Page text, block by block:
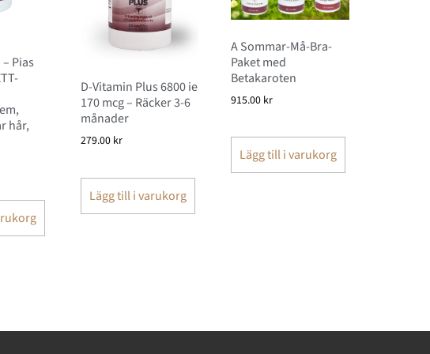
Pias
hår,
D-Vitamin Plus 6800 ie
170 mcg – Räcker 3-6
månader
279.00 kr
Lägg till i varukorg
A Sommar-Må-Bra-
Paket med
Betakaroten
915.00 kr
Lägg till i varukorg